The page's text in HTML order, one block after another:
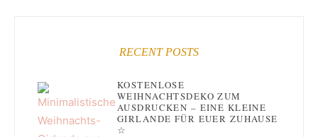
RECENT POSTS
KOSTENLOSE
WEIHNACHTSDEKO ZUM
AUSDRUCKEN – EINE KLEINE
GIRLANDE FÜR EUER ZUHAUSE
☆